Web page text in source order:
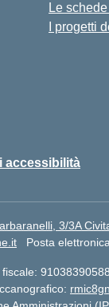
Le
I progetti
accessibilità
3/3A
Posta
91038390588